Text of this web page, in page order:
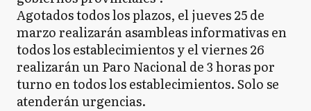
Agotados todos los plazos, el jueves 25 de
marzo realizarán asambleas informativas en
todos los establecimientos y el viernes 26
realizarán un Paro Nacional de 3 horas por
turno en todos los establecimientos. Solo se
atenderán urgencias.